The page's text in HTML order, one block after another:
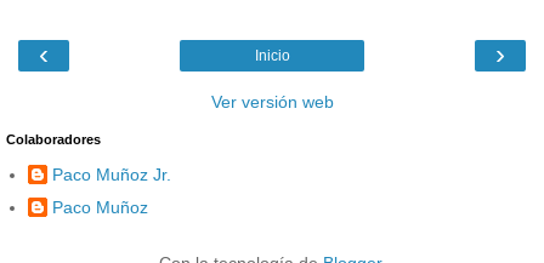
‹ ›
Inicio
Ver versión web
Colaboradores
Paco Muñoz Jr.
Paco Muñoz